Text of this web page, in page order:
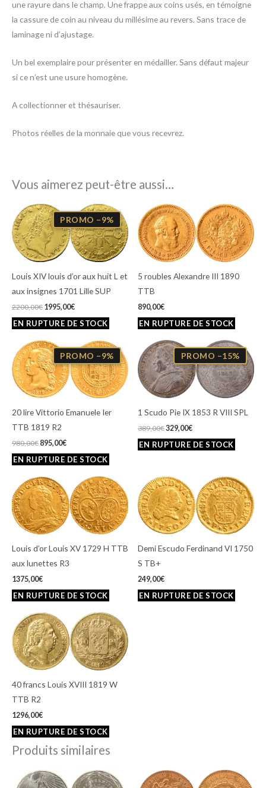
une rayure dans le champ. Une frappe aux coins usés, en témoigne
la cassure de coin au niveau du millésime au revers. Sans trace de
laminage ni d’ajustage.
Un bel exemplaire pour présenter en médailler. Sans défaut majeur
si ce n’est une usure homogène.
A collectionner et thésauriser.
Photos réelles de la monnaie que vous recevrez.
Vous aimerez peut-être aussi…
PROMO −9%
Louis XIV louis d’or aux huit L et
aux insignes 1701 Lille SUP
2200,00€
Le
prix
initial
était :
2200,00€.
1995,00€
Le
prix
actuel
est :
1995,00€.
5 roubles Alexandre III 1890
TTB
890,00€
PROMO −9%
20 lire Vittorio Emanuele Ier
TTB 1819 R2
980,00€
Le
prix
initial
était :
980,00€.
895,00€
prix
actuel
est :
895,00€.
PROMO −15%
1 Scudo Pie IX 1853 R VIII SPL
389,00€
Le
prix
initial
était :
389,00€.
329,00€
prix
actuel
est :
329,00€.
Louis d’or Louis XV 1729 H TTB
aux lunettes R3
1375,00€
Demi Escudo Ferdinand VI 1750
S TB+
249,00€
40 francs Louis XVIII 1819 W
TTB R2
1296,00€
Produits similaires